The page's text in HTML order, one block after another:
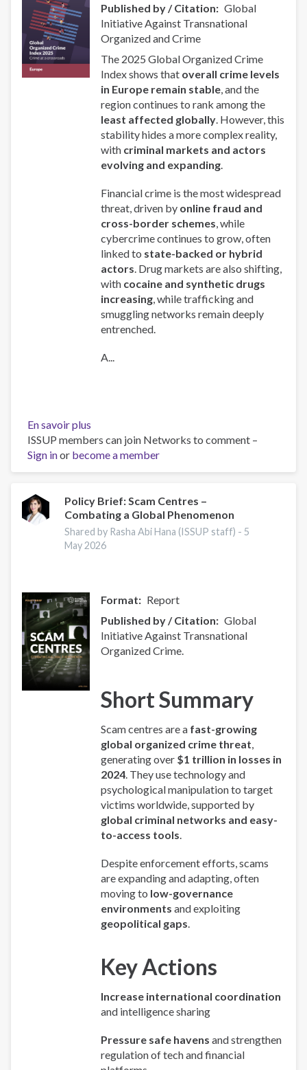
Published by / Citation
Global
Initiative Against Transnational
Organized and Crime
The 2025 Global Organized Crime
Index shows that overall crime levels
in Europe remain stable, and the
region continues to rank among the
least affected globally. However, this
stability hides a more complex reality,
with criminal markets and actors
evolving and expanding.
Financial crime is the most widespread
threat, driven by online fraud and
cross-border schemes, while
cybercrime continues to grow, often
linked to state-backed or hybrid
actors. Drug markets are also shifting,
with cocaine and synthetic drugs
increasing, while trafficking and
smuggling networks remain deeply
entrenched.
A...
En savoir plus
Global
Organized
Crime
2025
-
Europe
Overview
ISSUP members can join Networks to comment –
Sign inor become a member
Policy Brief: Scam Centres –
Combating a Global Phenomenon
Shared by Rasha Abi Hana (ISSUP staff) - 5
May 2026
Format
Report
Published by / Citation
Global
Initiative Against Transnational
Organized Crime.
Short Summary
Scam centres are a fast-growing
global organized crime threat
generating over $1 trillion in losses in
2024 . They use technology and
psychological manipulation to target
victims worldwide, supported by
global criminal networks and easy-
to-access tools
Despite enforcement efforts, scams
are expanding and adapting, often
moving to low-governance
environments and exploiting
geopolitical gaps.
Key Actions
Increase international coordination
and intelligence sharing
Pressure safe havens and strengthen
regulation of tech and financial